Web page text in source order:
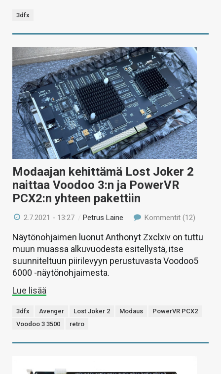
3dfx
Modaajan kehittämä Lost Joker 2
naittaa Voodoo 3:n ja PowerVR
PCX2:n yhteen pakettiin
2.7.2021 - 13:27 /Petrus Laine Kommentit (12)
Näytönohjaimen luonut Anthonyt Zxclxiv on tuttu
muun muassa alkuvuodesta esitellystä, itse
suunniteltuun piirilevyyn perustuvasta Voodoo5
6000 -näytönohjaimesta.
Lue lisää
3dfx Avenger Lost Joker 2 Modaus
PowerVR PCX2
Voodoo 3 3500
retro